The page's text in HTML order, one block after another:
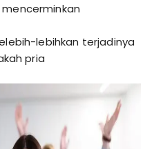
lebihkan terjadinya
pria